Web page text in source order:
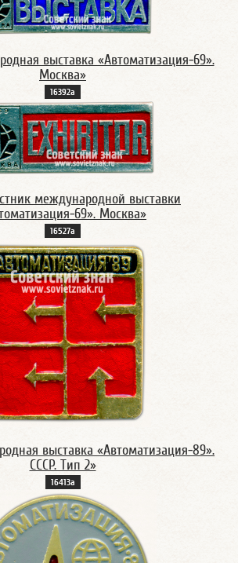
выставка «Автоматизация-69».
Москва»
16392а
международной выставки
69». Москва»
16527а
выставка «Автоматизация-89».
СССР. Тип 2»
16413а